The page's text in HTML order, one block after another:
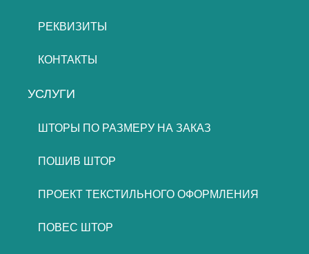
РЕКВИЗИТЫ
КОНТАКТЫ
УСЛУГИ
ШТОРЫ ПО РАЗМЕРУ НА ЗАКАЗ
ПОШИВ ШТОР
ПРОЕКТ ТЕКСТИЛЬНОГО ОФОРМЛЕНИЯ
ПОВЕС ШТОР